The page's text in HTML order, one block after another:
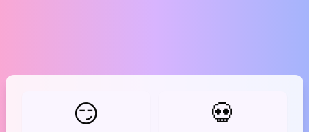
😏 💀